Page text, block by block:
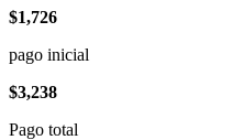
$1,726
pago inicial
$3,238
Pago total